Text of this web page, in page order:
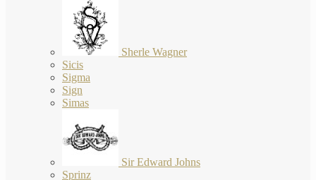
Sherle Wagner
Sicis
Sigma
Sign
Simas
Sir Edward Johns
Sprinz